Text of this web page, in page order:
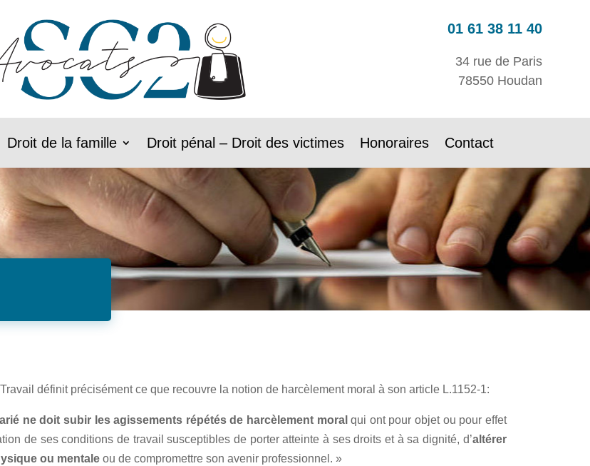
01 61 38 11 40
34 rue de Paris
78550 Houdan
Droit de la famille Droit pénal – Droit des victimes Honoraires Contact
définit précisément ce que recouvre la notion de harcèlement moral à son article L.1152-1:
ne doit subir les agissements répétés de harcèlement moral qui ont pour objet ou pour effet
de ses conditions de travail susceptibles de porter atteinte à ses droits et à sa dignité, d’altérer
ou mentaleou de compromettre son avenir professionnel. »